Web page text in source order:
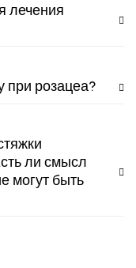
лечения
при розацеа?
ли смысл
могут быть